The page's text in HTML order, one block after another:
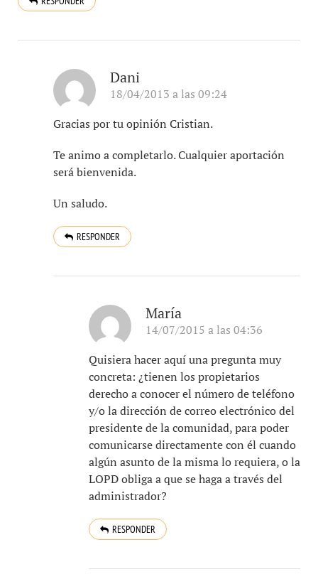
Dani
18/04/2013 a las 09:24
Gracias por tu opinión Cristian.
Te animo a completarlo. Cualquier aportación
será bienvenida.
Un saludo.
RESPONDER
María
14/07/2015 a las 04:36
Quisiera hacer aquí una pregunta muy
concreta: ¿tienen los propietarios
derecho a conocer el número de teléfono
y/o la dirección de correo electrónico del
presidente de la comunidad, para poder
comunicarse directamente con él cuando
algún asunto de la misma lo requiera, o la
LOPD obliga a que se haga a través del
administrador?
RESPONDER